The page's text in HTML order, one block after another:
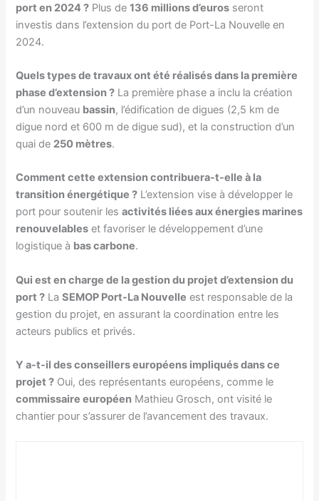
port en 2024 ? Plus de136 millions d’euros seront
investis dans l’extension du port de Port-La Nouvelle en
2024.
Quels types de travaux ont été réalisés dans la première
phase d’extension ? La première phase a inclu la création
d’un nouveau bassin, l’édification de digues (2,5 km de
digue nord et 600 m de digue sud), et la construction d’un
quai de 250 mètres.
Comment cette extension contribuera-t-elle à la
transition énergétique ? L’extension vise à développer le
port pour soutenir lesactivités liées aux énergies marines
renouvelables et favoriser le développement d’une
logistique à bas carbone.
Qui est en charge de la gestion du projet d’extension du
port ? LaSEMOP Port-La Nouvelle est responsable de la
gestion du projet, en assurant la coordination entre les
acteurs publics et privés.
Y a-t-il des conseillers européens impliqués dans ce
projet ? Oui, des représentants européens, comme le
commissaire européen Mathieu Grosch, ont visité le
chantier pour s’assurer de l’avancement des travaux.